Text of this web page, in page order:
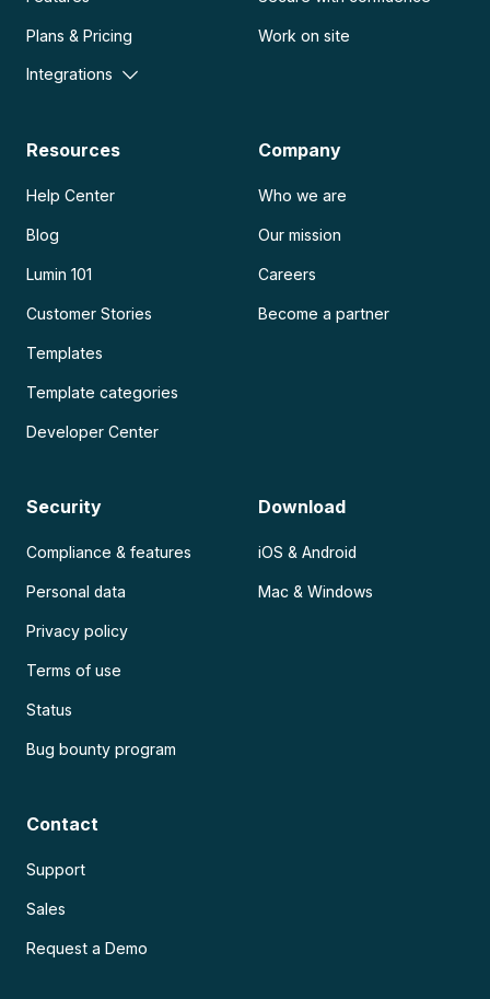
Plans & Pricing
Integrations
Work on site
Resources
Help Center
Blog
Lumin 101
Customer Stories
Templates
Template categories
Developer Center
Company
Who we are
Our mission
Careers
Become a partner
Security
Compliance & features
Personal data
Privacy policy
Terms of use
Status
Bug bounty program
Download
iOS & Android
Mac & Windows
Contact
Support
Sales
Request a Demo